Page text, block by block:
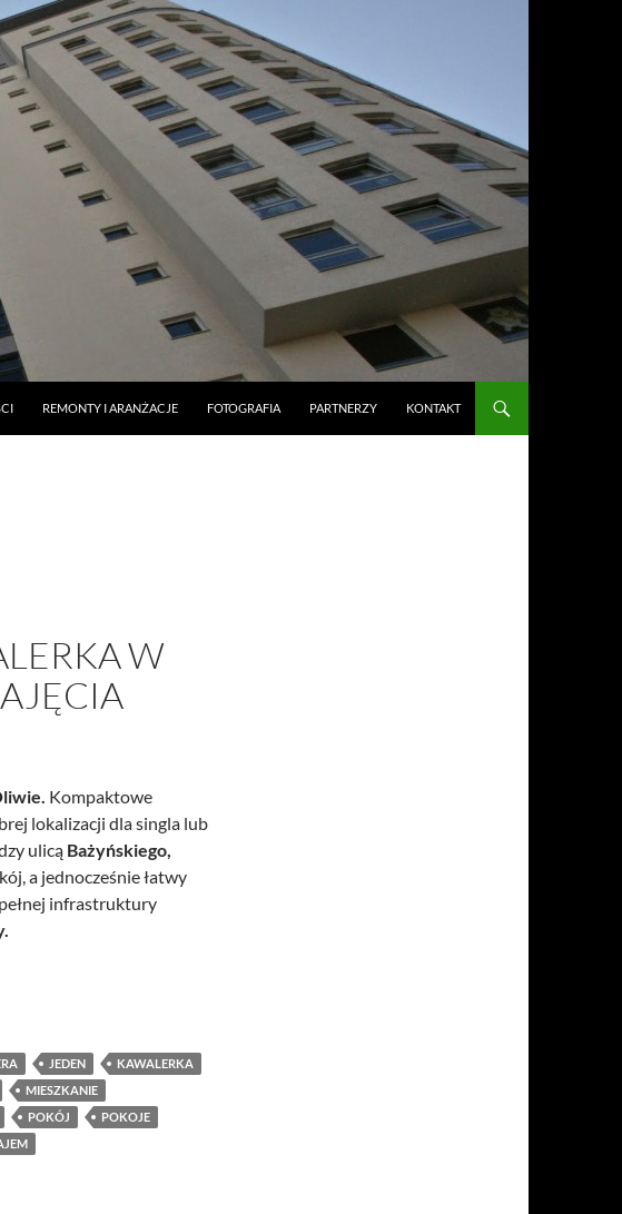
REMONTY I ARANŻACJE FOTOGRAFIA PARTNERZY KONTAKT
W
Kompaktowe
lokalizacji dla singla lub
ulicą Bażyńskiego,
a jednocześnie łatwy
infrastruktury
do wynajęcia
JEDEN
KAWALERKA
MIESZKANIE
POKÓJ
POKOJE